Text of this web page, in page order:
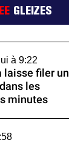
GLEIZES
à 9:22
laisse filer un
les
minutes